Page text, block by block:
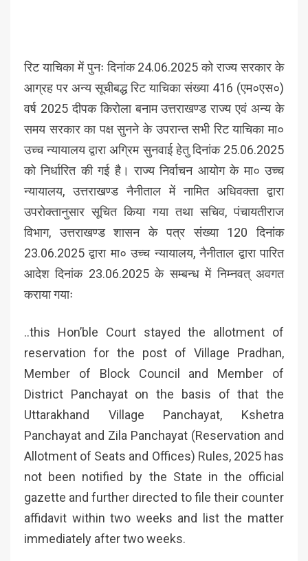
रिट याचिका में पुनः दिनांक 24.06.2025 को राज्य सरकार के
आग्रह पर अन्य सूचीबद्ध रिट याचिका संख्या 416 (एम०एस०)
वर्ष 2025 दीपक किरोला बनाम उत्तराखण्ड राज्य एवं अन्य के
समय सरकार का पक्ष सुनने के उपरान्त सभी रिट याचिका मा०
उच्च न्यायालय द्वारा अग्रिम सुनवाई हेतु दिनांक 25.06.2025
को निर्धारित की गई है। राज्य निर्वाचन आयोग के मा० उच्च
न्यायालय, उत्तराखण्ड नैनीताल में नामित अधिवक्ता द्वारा
उपरोक्तानुसार सूचित किया गया तथा सचिव, पंचायतीराज
विभाग, उत्तराखण्ड शासन के पत्र संख्या 120 दिनांक
23.06.2025 द्वारा मा० उच्च न्यायालय, नैनीताल द्वारा पारित
आदेश दिनांक 23.06.2025 के सम्बन्ध में निम्नवत् अवगत
कराया गयाः
..this Hon’ble Court stayed the allotment of
reservation for the post of Village Pradhan,
Member of Block Council and Member of
District Panchayat on the basis of that the
Uttarakhand Village Panchayat, Kshetra
Panchayat and Zila Panchayat (Reservation and
Allotment of Seats and Offices) Rules, 2025 has
not been notified by the State in the official
gazette and further directed to file their counter
affidavit within two weeks and list the matter
immediately after two weeks.